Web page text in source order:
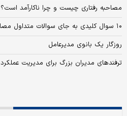
مصاحبه رفتاری چیست و چرا ناکارآمد است؟
۱۰ سوال کلیدی به جای سوالات متداول مصاحبه
روزگار یک بانوی مدیرعامل
ترفندهای مدیران بزرگ برای مدیریت عملکرد